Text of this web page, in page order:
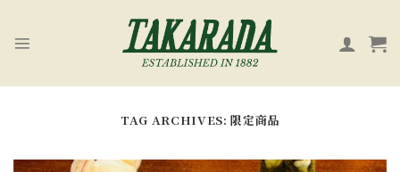
content
TAG ARCHIVES:限定商品